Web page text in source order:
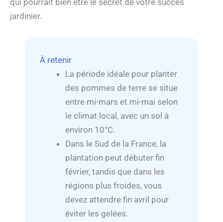
qui pourrait bien être le secret de votre succès
jardinier.
À retenir
La période idéale pour planter
des pommes de terre se situe
entre mi-mars et mi-mai selon
le climat local, avec un sol à
environ 10°C.
Dans le Sud de la France, la
plantation peut débuter fin
février, tandis que dans les
régions plus froides, vous
devez attendre fin avril pour
éviter les gelées.